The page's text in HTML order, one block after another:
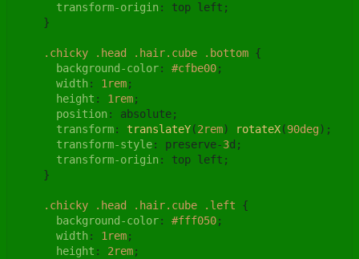
transform-origin: top left;
    }
.chicky .head .hair.cube .bottom {
background-color: #cfbe00;
width: 1rem;
height : 1rem;
position: absolute;
transform: translateY(2rem) rotateX(90deg);
transform-style: preserve-3d;
transform-origin: top left;
    }
.chicky .head .hair.cube .left {
background-color: #fff050;
width: 1rem;
height : 2rem;